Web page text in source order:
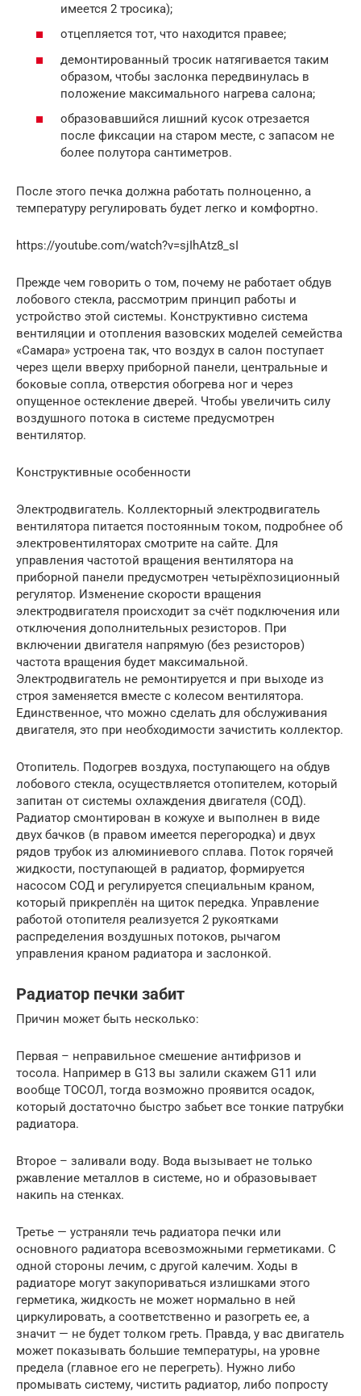
имеется 2 тросика);
отцепляется тот, что находится правее;
демонтированный тросик натягивается таким
образом, чтобы заслонка передвинулась в
положение максимального нагрева салона;
образовавшийся лишний кусок отрезается
после фиксации на старом месте, с запасом не
более полутора сантиметров.
После этого печка должна работать полноценно, а
температуру регулировать будет легко и комфортно.
https://youtube.com/watch?v=sjIhAtz8_sI
Прежде чем говорить о том, почему не работает обдув
лобового стекла, рассмотрим принцип работы и
устройство этой системы. Конструктивно система
вентиляции и отопления вазовских моделей семейства
«Самара» устроена так, что воздух в салон поступает
через щели вверху приборной панели, центральные и
боковые сопла, отверстия обогрева ног и через
опущенное остекление дверей. Чтобы увеличить силу
воздушного потока в системе предусмотрен
вентилятор.
Конструктивные особенности
Электродвигатель. Коллекторный электродвигатель
вентилятора питается постоянным током, подробнее об
электровентиляторах смотрите на сайте. Для
управления частотой вращения вентилятора на
приборной панели предусмотрен четырёхпозиционный
регулятор. Изменение скорости вращения
электродвигателя происходит за счёт подключения или
отключения дополнительных резисторов. При
включении двигателя напрямую (без резисторов)
частота вращения будет максимальной.
Электродвигатель не ремонтируется и при выходе из
строя заменяется вместе с колесом вентилятора.
Единственное, что можно сделать для обслуживания
двигателя, это при необходимости зачистить коллектор.
Отопитель. Подогрев воздуха, поступающего на обдув
лобового стекла, осуществляется отопителем, который
запитан от системы охлаждения двигателя (СОД).
Радиатор смонтирован в кожухе и выполнен в виде
двух бачков (в правом имеется перегородка) и двух
рядов трубок из алюминиевого сплава. Поток горячей
жидкости, поступающей в радиатор, формируется
насосом СОД и регулируется специальным краном,
который прикреплён на щиток передка. Управление
работой отопителя реализуется 2 рукоятками
распределения воздушных потоков, рычагом
управления краном радиатора и заслонкой.
Радиатор печки забит
Причин может быть несколько:
Первая – неправильное смешение антифризов и
тосола. Например в G13 вы залили скажем G11 или
вообще ТОСОЛ, тогда возможно проявится осадок,
который достаточно быстро забьет все тонкие патрубки
радиатора.
Второе – заливали воду. Вода вызывает не только
ржавление металлов в системе, но и образовывает
накипь на стенках.
Третье — устраняли течь радиатора печки или
основного радиатора всевозможными герметиками. С
одной стороны лечим, с другой калечим. Ходы в
радиаторе могут закупориваться излишками этого
герметика, жидкость не может нормально в ней
циркулировать, а соответственно и разогреть ее, а
значит — не будет толком греть. Правда, у вас двигатель
может показывать большие температуры, на уровне
предела (главное его не перегреть). Нужно либо
промывать систему, чистить радиатор, либо попросту